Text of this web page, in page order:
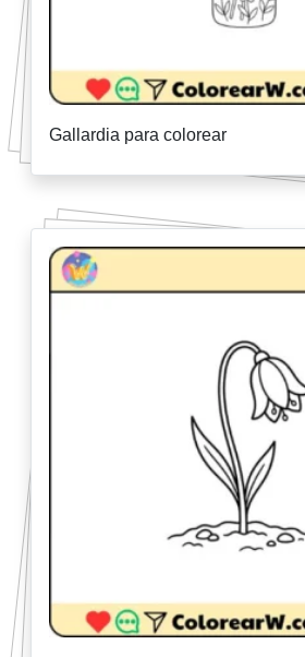
Gallardia para colorear